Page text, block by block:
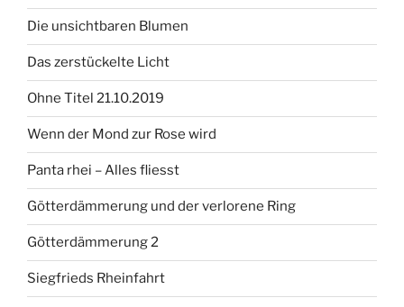
Die unsichtbaren Blumen
Das zerstückelte Licht
Ohne Titel 21.10.2019
Wenn der Mond zur Rose wird
Panta rhei – Alles fliesst
Götterdämmerung und der verlorene Ring
Götterdämmerung 2
Siegfrieds Rheinfahrt